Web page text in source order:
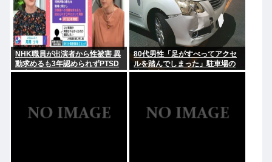
NHK職員が出演者から性被害 異
動求めるも3年認められずPTSD
に 加害者側が釈明も… 月岡ツキ
80代男性「足がすべってアクセ
ルを踏んでしまった」駐車場の
壁に衝突